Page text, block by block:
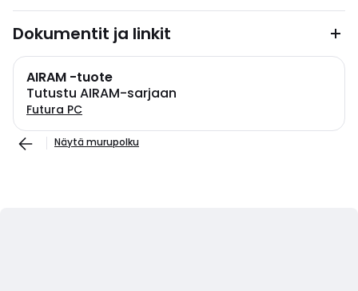
Dokumentit ja linkit
AIRAM -tuote
Tutustu AIRAM-sarjaan
Futura PC
Näytä murupolku